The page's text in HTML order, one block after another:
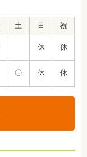
土 日 祝
休 休
〇 休 休